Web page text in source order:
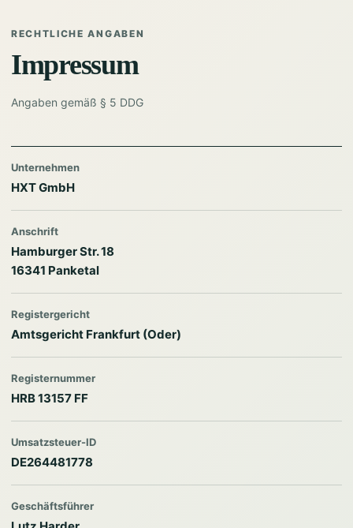
RECHTLICHE ANGABEN
Impressum
Angaben gemäß § 5 DDG
Unternehmen
HXT GmbH
Anschrift
Hamburger Str. 18
16341 Panketal
Registergericht
Amtsgericht Frankfurt (Oder)
Registernummer
HRB 13157 FF
Umsatzsteuer-ID
DE264481778
Geschäftsführer